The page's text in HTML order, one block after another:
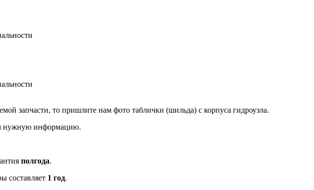
запчасти, то пришлите нам фото таблички (шильда) с корпуса гидроузла.
нужную информацию.
полгода.
составляет 1 год.